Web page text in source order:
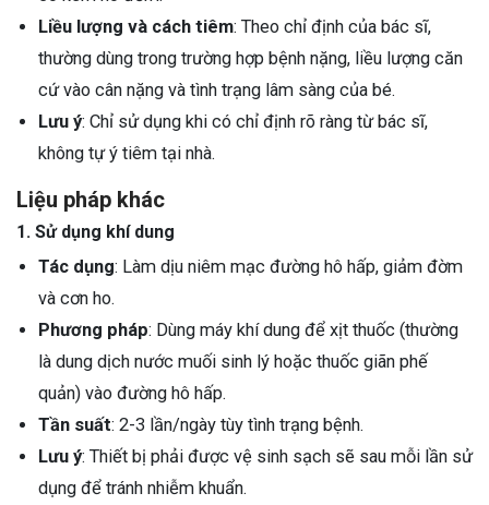
Liều lượng và cách tiêm: Theo chỉ định của bác sĩ,
thường dùng trong trường hợp bệnh nặng, liều lượng căn
cứ vào cân nặng và tình trạng lâm sàng của bé.
Lưu ý: Chỉ sử dụng khi có chỉ định rõ ràng từ bác sĩ,
không tự ý tiêm tại nhà.
Liệu pháp khác
1. Sử dụng khí dung
Tác dụng: Làm dịu niêm mạc đường hô hấp, giảm đờm
và cơn ho.
Phương pháp: Dùng máy khí dung để xịt thuốc (thường
là dung dịch nước muối sinh lý hoặc thuốc giãn phế
quản) vào đường hô hấp.
Tần suất: 2-3 lần/ngày tùy tình trạng bệnh.
Lưu ý: Thiết bị phải được vệ sinh sạch sẽ sau mỗi lần sử
dụng để tránh nhiễm khuẩn.